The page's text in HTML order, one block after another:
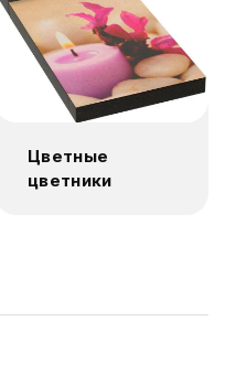
Цветные
цветники